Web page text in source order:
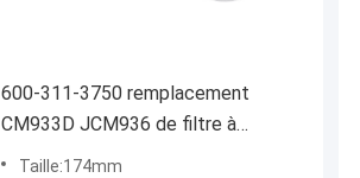
600-311-3750 remplacement
CM933D JCM936 de filtre à
essence de moteur diesel
Taille:174mm